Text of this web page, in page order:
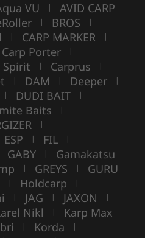
VU | AVID CARP
| BROS |
| CARP MARKER |
Carp Porter |
Spirit | Carprus |
| DAM | Deeper |
| DUDI BAIT |
Baits |
|
ESP | FIL |
GABY | Gamakatsu
| GREYS | GURU
| Holdcarp |
| JAG | JAXON |
Nikl | Karp Max
| Korda |